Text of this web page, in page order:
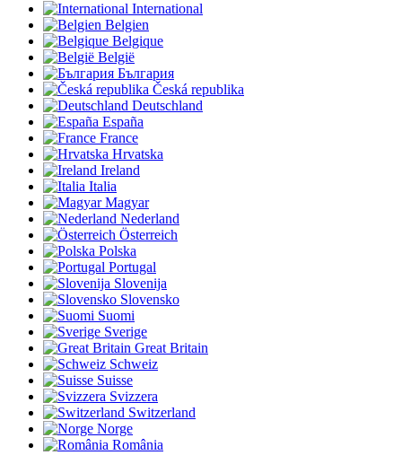
International
Belgien
Belgique
België
България
Česká republika
Deutschland
España
France
Hrvatska
Ireland
Italia
Magyar
Nederland
Österreich
Polska
Portugal
Slovenija
Slovensko
Suomi
Sverige
Great Britain
Schweiz
Suisse
Svizzera
Switzerland
Norge
România